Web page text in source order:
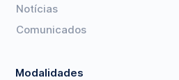
Notícias
Comunicados
Modalidades